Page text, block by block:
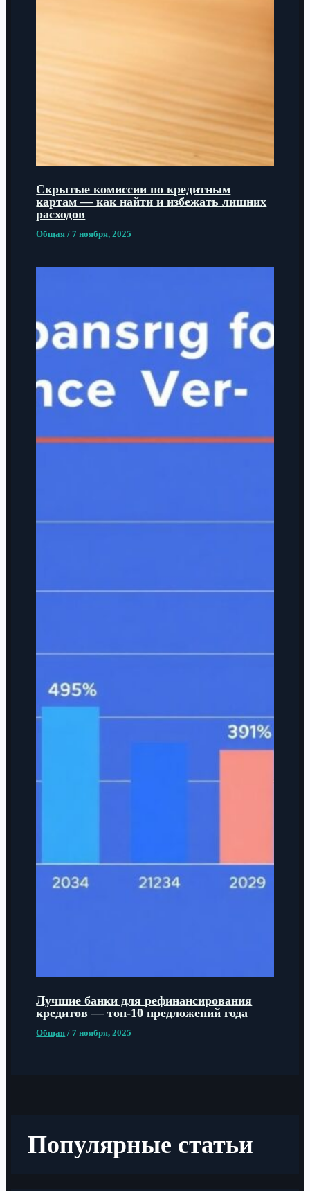
Скрытые комиссии по кредитным
картам — как найти и избежать лишних
расходов
Общая /7 ноября, 2025
Лучшие банки для рефинансирования
кредитов — топ-10 предложений года
Общая /7 ноября, 2025
Популярные статьи